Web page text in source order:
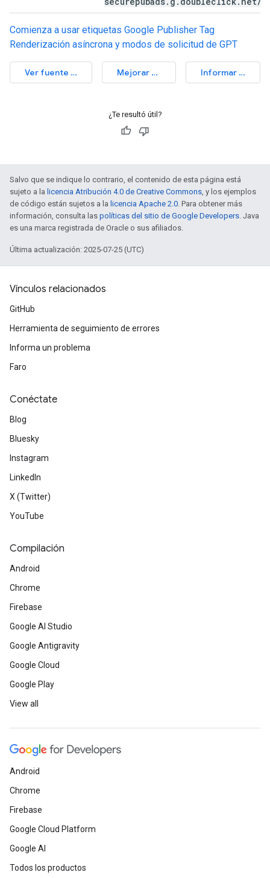
Comienza a usar etiquetas Google Publisher Tag
Renderización asíncrona y modos de solicitud de GPT
Ver fuente de la auditoría Mejorar este artículo Informar un problema
¿Te resultó útil?
Salvo que se indique lo contrario, el contenido de esta página está
sujeto a la licencia Atribución 4.0 de Creative Commons, y los ejemplos
de código están sujetos a la licencia Apache 2.0. Para obtener más
información, consulta las políticas del sitio de Google Developers. Java
es una marca registrada de Oracle o sus afiliados.
Última actualización: 2025-07-25 (UTC)
Vínculos relacionados
GitHub
Herramienta de seguimiento de errores
Informa un problema
Faro
Conéctate
Blog
Bluesky
Instagram
LinkedIn
X (Twitter)
YouTube
Compilación
Android
Chrome
Firebase
Google AI Studio
Google Antigravity
Google Cloud
Google Play
View all
Android
Chrome
Firebase
Google Cloud Platform
Google AI
Todos los productos